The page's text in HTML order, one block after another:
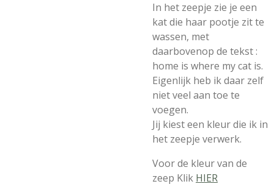
In het zeepje zie je een
kat die haar pootje zit te
wassen, met
daarbovenop de tekst :
home is where my cat is.
Eigenlijk heb ik daar zelf
niet veel aan toe te
voegen.
Jij kiest een kleur die ik in
het zeepje verwerk.
Voor de kleur van de
zeep Klik HIER